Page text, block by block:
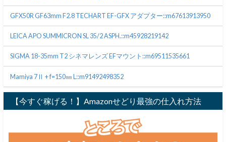
GFX50R GF63mm F2.8 TECHART EF-GFX アダプター::m67613913950
LEICA APO SUMMICRON SL 35/2 ASPH.::m45928219142
SIGMA 18-35mm T2 シネマレンズ EFマウント::m69511535661
Mamiya 7Ⅱ + f=150㎜ L::m91492498352
【今すぐ稼げる！】Amazonせどり最強の仕入れ方法